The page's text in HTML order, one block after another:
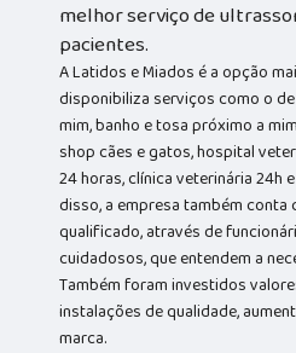
melhor serviço de
pacientes.
A Latidos e Miados é a opção
disponibiliza serviços como o
mim, banho e tosa próximo a
shop cães e gatos, hospital
24 horas, clínica veterinária 24h
disso, a empresa também conta
qualificado, através de
cuidadosos, que entendem a
Também foram investidos
instalações de qualidade,
marca.